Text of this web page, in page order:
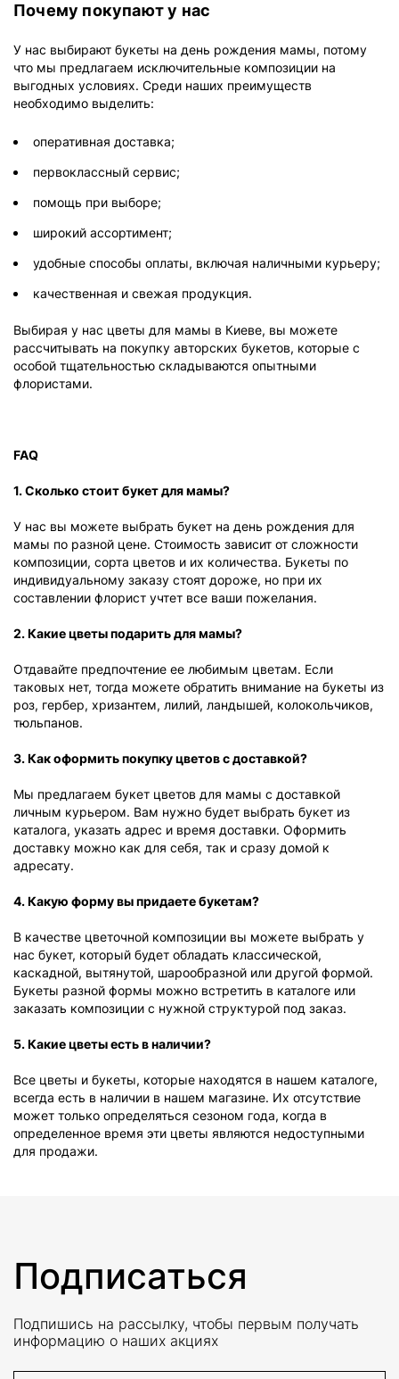
Почему покупают у нас
У нас выбирают букеты на день рождения мамы, потому
что мы предлагаем исключительные композиции на
выгодных условиях. Среди наших преимуществ
необходимо выделить:
оперативная доставка;
первоклассный сервис;
помощь при выборе;
широкий ассортимент;
удобные способы оплаты, включая наличными курьеру;
качественная и свежая продукция.
Выбирая у нас цветы для мамы в Киеве, вы можете
рассчитывать на покупку авторских букетов, которые с
особой тщательностью складываются опытными
флористами.
FAQ
1. Сколько стоит букет для мамы?
У нас вы можете выбрать букет на день рождения для
мамы по разной цене. Стоимость зависит от сложности
композиции, сорта цветов и их количества. Букеты по
индивидуальному заказу стоят дороже, но при их
составлении флорист учтет все ваши пожелания.
2. Какие цветы подарить для мамы?
Отдавайте предпочтение ее любимым цветам. Если
таковых нет, тогда можете обратить внимание на букеты из
роз, гербер, хризантем, лилий, ландышей, колокольчиков,
тюльпанов.
3. Как оформить покупку цветов с доставкой?
Мы предлагаем букет цветов для мамы с доставкой
личным курьером. Вам нужно будет выбрать букет из
каталога, указать адрес и время доставки. Оформить
доставку можно как для себя, так и сразу домой к
адресату.
4. Какую форму вы придаете букетам?
В качестве цветочной композиции вы можете выбрать у
нас букет, который будет обладать классической,
каскадной, вытянутой, шарообразной или другой формой.
Букеты разной формы можно встретить в каталоге или
заказать композиции с нужной структурой под заказ.
5. Какие цветы есть в наличии?
Все цветы и букеты, которые находятся в нашем каталоге,
всегда есть в наличии в нашем магазине. Их отсутствие
может только определяться сезоном года, когда в
определенное время эти цветы являются недоступными
для продажи.
Подписаться
Подпишись на рассылку, чтобы первым получать
информацию о наших акциях